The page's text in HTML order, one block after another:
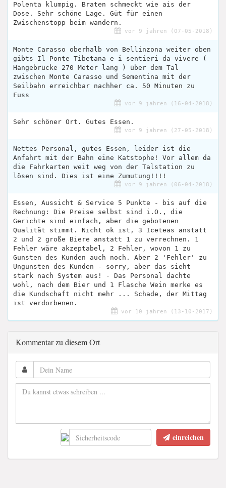
Polenta klumpig. Braten schmeckt wie ais der
Dose. Sehr schöne Lage. Güt für einen
Zwischenstopp beim wandern.
vor 9 jahren (07-05-2018)
Monte Carasso oberhalb von Bellinzona weiter oben
gibts Il Ponte Tibetana e i sentieri da vivere (
Hängebrücke 270 Meter lang ) über dem Tal
zwischen Monte Carasso und Sementina mit der
Seilbahn erreichbar nachher ca. 50 Minuten zu
Fuss
vor 9 jahren (16-04-2018)
Sehr schöner Ort. Gutes Essen.
vor 9 jahren (27-05-2018)
Nettes Personal, gutes Essen, leider ist die
Anfahrt mit der Bahn eine Katstophe! Vor allem da
die Fahrkarten weit weg von der Talstation zu
lösen sind. Dies ist eine Zumutung!!!!
vor 9 jahren (06-04-2018)
Essen, Aussicht & Service 5 Punkte - bis auf die
Rechnung: Die Preise selbst sind i.O., die
Gerichte sind einfach, aber die gebotenen
Qualität stimmt. Nicht ok ist, 3 Iceteas anstatt
2 und 2 große Biere anstatt 1 zu verrechnen. 1
Fehler wäre akzeptabel, 2 Fehler, wovon 1 zu
Gunsten des Kunden auch noch. Aber 2 'Fehler' zu
Ungunsten des Kunden - sorry, aber das sieht
stark nach System aus! - Das Personal dachte
wohl, nach dem Bier und 1 Flasche Wein merke es
die Kundschaft nicht mehr ... Schade, der Mittag
ist verdorbenen.
vor 10 jahren (13-10-2017)
Kommentar zu diesem Ort
einreichen